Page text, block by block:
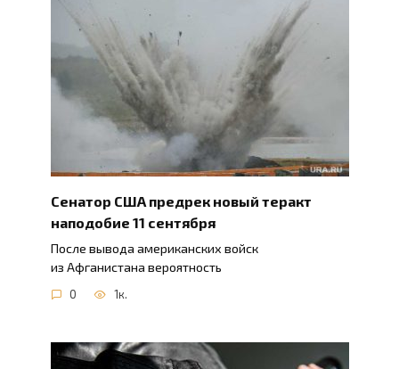
Сенатор США предрек новый теракт
наподобие 11 сентября
После вывода американских войск
из Афганистана вероятность
0 1к.